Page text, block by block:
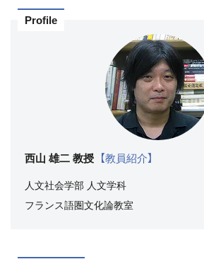
Profile
西山 雄二 教授 【教員紹介】
人文社会学部 人文学科
フランス語圏文化論教室